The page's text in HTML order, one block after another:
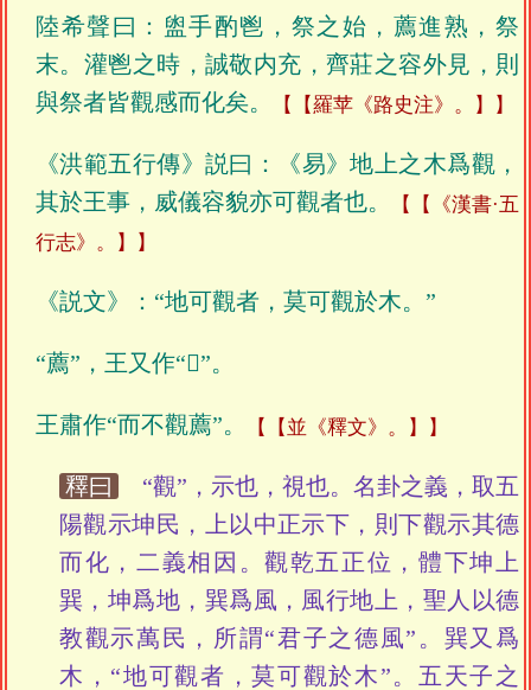
陸希聲曰：盥手酌鬯，祭之始，薦進熟，祭
末。灌鬯之時，誠敬内充，齊莊之容外見，則
與祭者皆觀感而化矣。
【羅苹《路史注》。】
《洪範五行傳》説曰：《易》地上之木爲觀，
其於王事，威儀容貌亦可觀者也。
【《漢書·五
行志》。】
《説文》：“地可觀者，莫可觀於木。”
“薦”，王又作“𧲛”。
王肅作“而不觀薦”。 【並《釋文》。】
釋曰
“觀”，示也，視也。名卦之義，取五
陽觀示坤民，上以中正示下，則下觀示其德
而化，二義相因。觀乾五正位，體下坤上
巽，坤爲地，巽爲風，風行地上，聖人以德
教觀示萬民，所謂“君子之德風”。巽又爲
木，“地可觀者，莫可觀於木”。五天子之